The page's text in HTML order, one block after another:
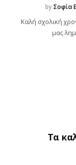
by Σοφία
Καλή σχολική
μας
Τα